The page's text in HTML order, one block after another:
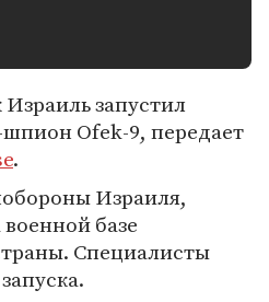
запустил
Ofek-9, передает
.
Израиля,
военной базе
Специалисты